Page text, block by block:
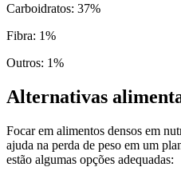
Carboidratos: 37%
Fibra: 1%
Outros: 1%
Alternativas
Focar em alimentos densos em
ajuda na perda de peso em um
estão algumas opções adequadas: